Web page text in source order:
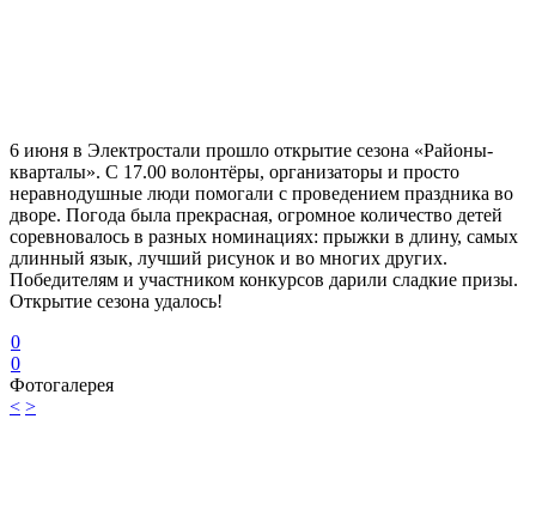
6 июня в Электростали прошло открытие сезона «Районы-
кварталы». С 17.00 волонтёры, организаторы и просто
неравнодушные люди помогали с проведением праздника во
дворе. Погода была прекрасная, огромное количество детей
соревновалось в разных номинациях: прыжки в длину, самых
длинный язык, лучший рисунок и во многих других.
Победителям и участником конкурсов дарили сладкие призы.
Открытие сезона удалось!
0
0
Фотогалерея
< >